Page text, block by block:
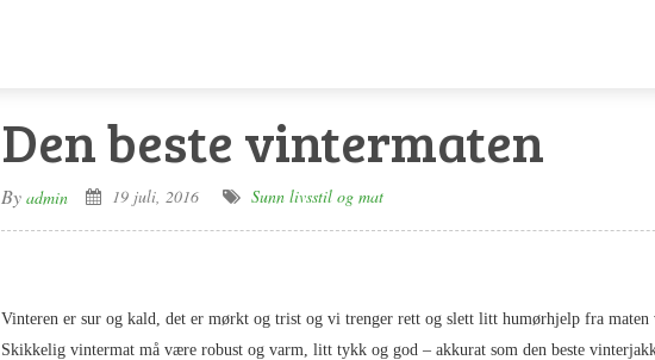
Den beste vintermaten
By admin 19 juli, 2016 Sunn livsstil og mat
Vinteren er sur og kald, det er mørkt og trist og vi trenger rett og slett litt humørhjelp fra maten
Skikkelig vintermat må være robust og varm, litt tykk og god – akkurat som den beste